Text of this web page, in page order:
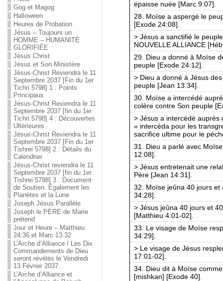
Gog et Magog
Halloween
Heures de Probation
Jésus – Toujours un
HOMME – HUMANITÉ
GLORIFIÉE
Jésus Christ
Jésus et Son Ministère
Jésus-Christ Reviendra le 11
Septembre 2037 [Fin du 1er
Tichri 5798] 1 : Points
Principaux
Jésus-Christ Reviendra le 11
Septembre 2037 [fin du 1er
Tichri 5798] 4 : Découvertes
Ultérieures
Jésus-Christ Reviendra le 11
Septembre 2037 [Fin du 1er
Tishrei 5798] 2 : Détails du
Calendrier
Jésus-Christ reviendra le 11
Septembre 2037 [fin du 1er
Tishrei 5798] 3 : Document
de Soutien. Également les
Planètes et la Lune
Joseph Jésus Parallèle
Joseph le PÈRE de Marie
prétend
Jour et Heure – Matthieu
24:36 et Marc 13:32
L’Arche d’Alliance / Les Dix
Commandements de Dieu
seront révélés le Vendredi
13 Février 2037.
L’Arche d’Alliance et
épaisse nuée [Marc 9:07].
28. Moïse a aspergé le
[Exode 24:08].
> Jésus a sanctifié le
NOUVELLE ALLIANCE
29. Dieu a donné à Moïse
peuple [Exode 24:12].
> Dieu a donné à Jésus
peuple [Jean 13:34].
30. Moïse a intercédé
colère contre Son peuple
> Jésus a intercédé auprès
« intercéda pour les
sacrifice ultime pour le
31. Dieu a parlé avec
12:08].
> Jésus entretenait une
Père [Jean 14:31].
32. Moïse jeûna 40 jours et
34:28].
> Jésus jeûna 40 jours et
[Matthieu 4:01-02].
33. Le visage de Moïse
34:29].
> Le visage de Jésus
17:01-02].
34. Dieu dit à Moïse
[mishkan] [Exode 40].